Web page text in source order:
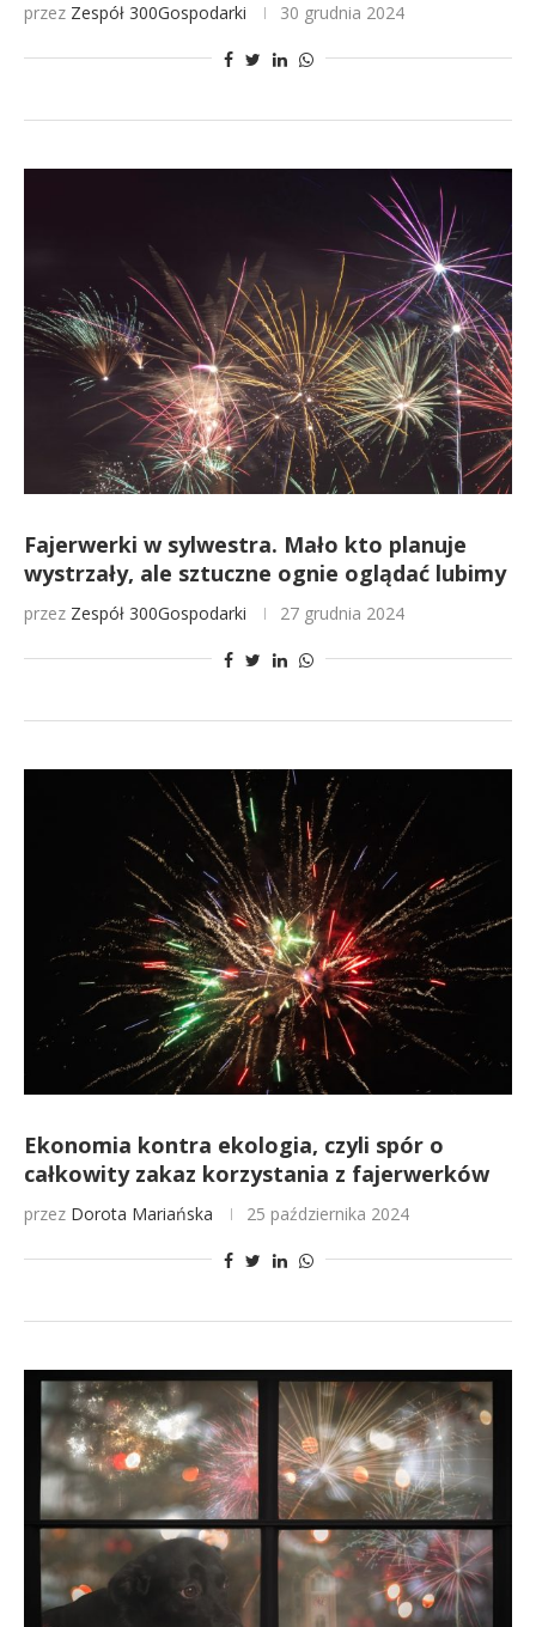
przez Zespół 300Gospodarki 30 grudnia 2024
Fajerwerki w sylwestra. Mało kto planuje
wystrzały, ale sztuczne ognie oglądać lubimy
przez Zespół 300Gospodarki 27 grudnia 2024
Ekonomia kontra ekologia, czyli spór o
całkowity zakaz korzystania z fajerwerków
przez Dorota Mariańska 25 października 2024